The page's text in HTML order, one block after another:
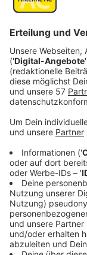
Der Vertrag der
1.11.2023 aus.
Den neuen
Ausschreibung
GmbH als
habe, teilt die
Die Software
kostenlos
In Aachen
wie ein
Aachen können
allerdings – je
zusätzliche
Anzeige